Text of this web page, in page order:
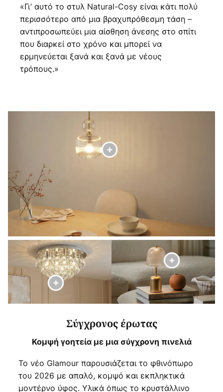
«Γι’ αυτό το στυλ Natural-Cosy είναι κάτι πολύ
περισσότερο από μια βραχυπρόθεσμη τάση –
αντιπροσωπεύει μια αίσθηση άνεσης στο σπίτι
που διαρκεί στο χρόνο και μπορεί να
ερμηνεύεται ξανά και ξανά με νέους
τρόπους.»
Σύγχρονος έρωτας
Κομψή γοητεία με μια σύγχρονη πινελιά
Το νέο Glamour παρουσιάζεται το φθινόπωρο
του 2026 με απαλό, κομψό και εκπληκτικά
μοντέρνο ύφος. Υλικά όπως το κρυστάλλινο